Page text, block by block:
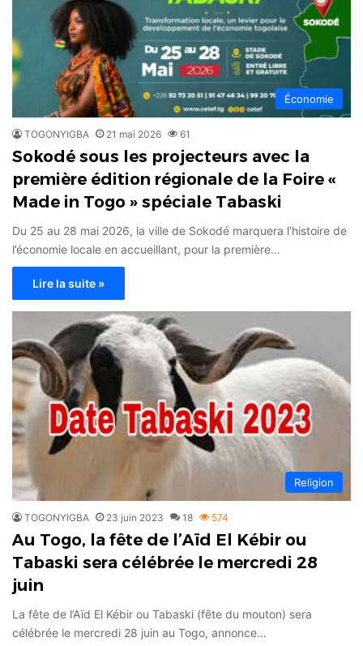
Économie
TOGONYIGBA 21 mai 2026 61
Sokodé sous les projecteurs avec la
première édition régionale de la Foire «
Made in Togo » spéciale Tabaski
Du 25 au 28 mai 2026, la ville de Sokodé marquera l’histoire de
l’économie locale en accueillant, pour la première…
Lire la suite »
Religion
TOGONYIGBA 23 juin 2023 18 574
Au Togo, la fête de l’Aïd El Kébir ou
Tabaski sera célébrée le mercredi 28
juin
La fête de l’Aïd El Kébir ou Tabaski (fête du mouton) sera
célébrée le mercredi 28 juin au Togo, annonce…